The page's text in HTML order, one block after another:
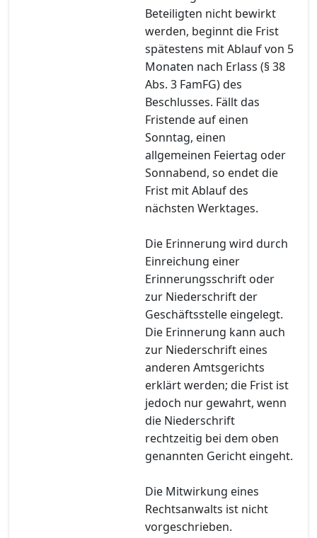
Beteiligten nicht bewirkt
werden, beginnt die Frist
spätestens mit Ablauf von 5
Monaten nach Erlass (§ 38
Abs. 3 FamFG) des
Beschlusses. Fällt das
Fristende auf einen
Sonntag, einen
allgemeinen Feiertag oder
Sonnabend, so endet die
Frist mit Ablauf des
nächsten Werktages.
Die Erinnerung wird durch
Einreichung einer
Erinnerungsschrift oder
zur Niederschrift der
Geschäftsstelle eingelegt.
Die Erinnerung kann auch
zur Niederschrift eines
anderen Amtsgerichts
erklärt werden; die Frist ist
jedoch nur gewahrt, wenn
die Niederschrift
rechtzeitig bei dem oben
genannten Gericht eingeht.
Die Mitwirkung eines
Rechtsanwalts ist nicht
vorgeschrieben.